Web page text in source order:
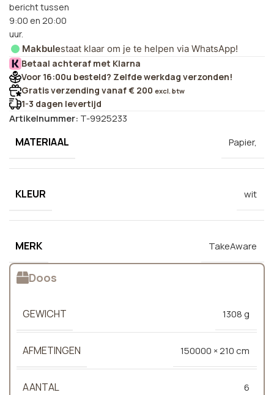
bericht tussen
9:00 en 20:00
uur.
Makbulestaat klaar om je te helpen via WhatsApp!
Betaal achteraf met Klarna
Voor 16:00u besteld? Zelfde werkdag verzonden!
Gratis verzending vanaf € 200 excl. btw
1-3 dagen levertijd
Artikelnummer: T-9925233
MATERIAAL Papier,
KLEUR wit
MERK TakeAware
Doos
GEWICHT 1308 g
AFMETINGEN 150000 × 210 cm
AANTAL 6